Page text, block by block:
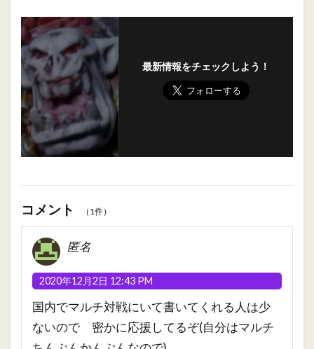
最新情報をチェックしよう！
コメント （1件）
匿名
2020年12月2日 12:43 PM
国内でマルチ対戦にいて書いてくれる人は少
ないので 密かに応援してるぞ(自分はマルチ